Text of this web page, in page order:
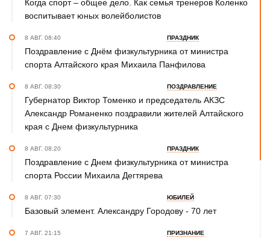
Когда спорт – общее дело. Как семья тренеров Коленко
воспитывает юных волейболистов
8 АВГ. 08:40 ПРАЗДНИК
Поздравление с Днём физкультурника от министра
спорта Алтайского края Михаила Панфилова
8 АВГ. 08:30 ПОЗДРАВЛЕНИЕ
Губернатор Виктор Томенко и председатель АКЗС
Александр Романенко поздравили жителей Алтайского
края с Днем физкультурника
8 АВГ. 08:20 ПРАЗДНИК
Поздравление с Днем физкультурника от министра
спорта России Михаила Дегтярева
8 АВГ. 07:30 ЮБИЛЕЙ
Базовый элемент. Александру Городову - 70 лет
7 АВГ. 21:15 ПРИЗНАНИЕ